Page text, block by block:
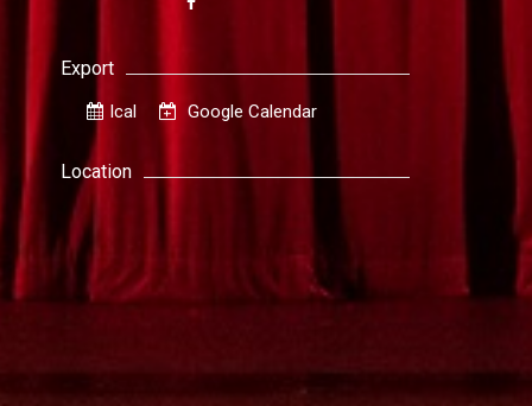
Export
Ical Google Calendar
Location